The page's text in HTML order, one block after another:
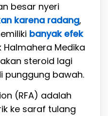
besar nyeri
karena radang,
banyak efek
Halmahera Medika
steroid lagi
punggung bawah.
(RFA) adalah
ke saraf tulang